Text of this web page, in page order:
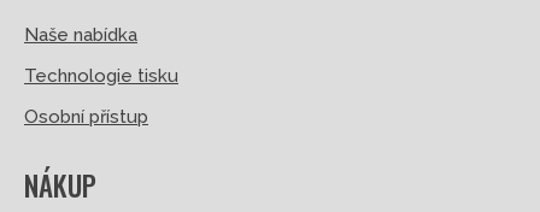
Naše nabídka
Technologie tisku
Osobní přístup
NÁKUP